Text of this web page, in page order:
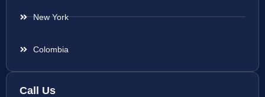
New York
Colombia
Call Us